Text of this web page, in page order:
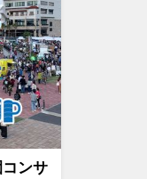
ンサ